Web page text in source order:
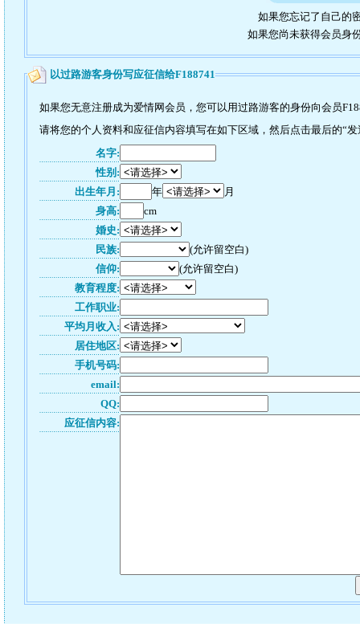
如果您忘记了自己的
如果您尚未获得会员身
以过路游客身份写应征信给F188741
如果您无意注册成为爱情网会员，您可以用过路游客的身份向会员
请将您的个人资料和应征信内容填写在如下区域，然后点击最后的“
名字:
性别:
出生年月:
年
月
身高:
cm
婚史:
民族:
(允许留空白)
信仰:
(允许留空白)
教育程度:
工作职业:
平均月收入:
居住地区:
手机号码:
email:
QQ:
应征信内容: